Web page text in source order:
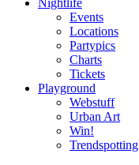
Events
Locations
Partypics
Charts
Tickets
Playground
Webstuff
Urban Art
Win!
Trendspotting